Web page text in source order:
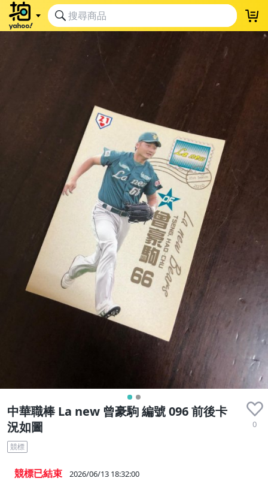
中華職棒 La new 曾豪駒 編號 096 前後卡
況如圖
0
競標
競標已結束 2026/06/13 18:32:00